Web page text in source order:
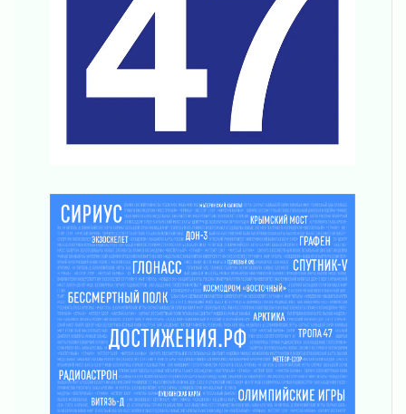
операторов БПЛА
02 августа 2026
В Ивангороде появилась «Избушка-
воробушка»
Юхла, мука, кантеле и Водяной
В Ленобласти открылась экспозиция к 150-
летию Билибина
01 августа 2026
Лето без гаджетов
01 августа 2026
Болезнь девственниц и вампиров
01 августа 2026
Безмолвный крик о помощи
01 августа 2026
В музей всей семьёй